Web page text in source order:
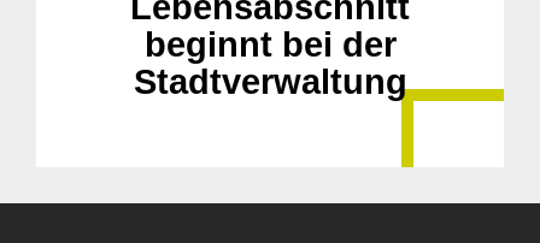
beginnt bei der
Stadtverwaltung